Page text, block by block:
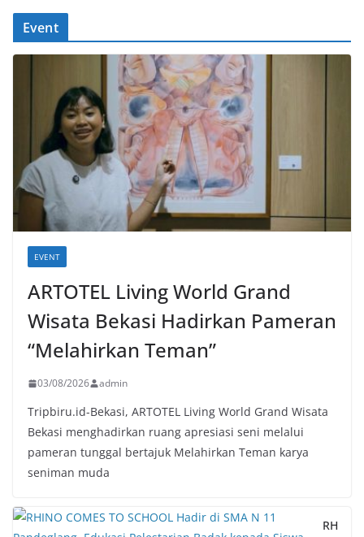
Event
EVENT
ARTOTEL Living World Grand
Wisata Bekasi Hadirkan Pameran
“Melahirkan Teman”
03/08/2026 admin
Tripbiru.id-Bekasi, ARTOTEL Living World Grand Wisata
Bekasi menghadirkan ruang apresiasi seni melalui
pameran tunggal bertajuk Melahirkan Teman karya
seniman muda
RH